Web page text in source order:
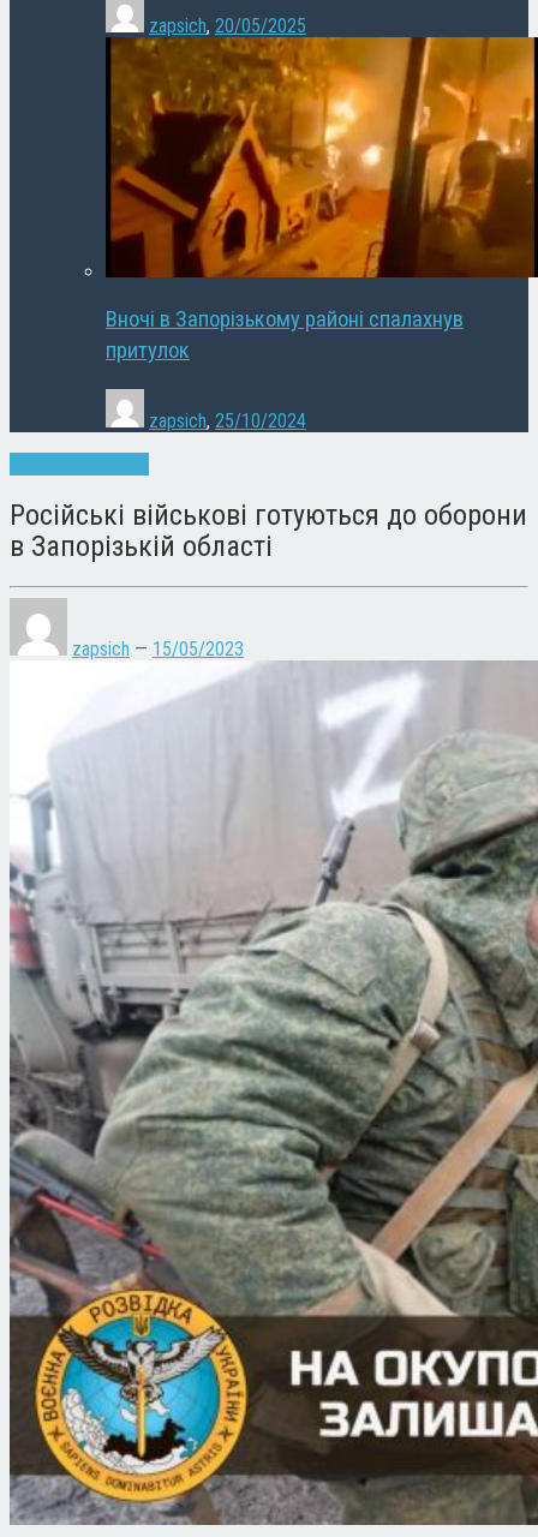
zapsich, 20/05/2025
Вночі в Запорізькому районі спалахнув
притулок
zapsich, 25/10/2024
Російські військові готуються до оборони
в Запорізькій області
zapsich — 15/05/2023